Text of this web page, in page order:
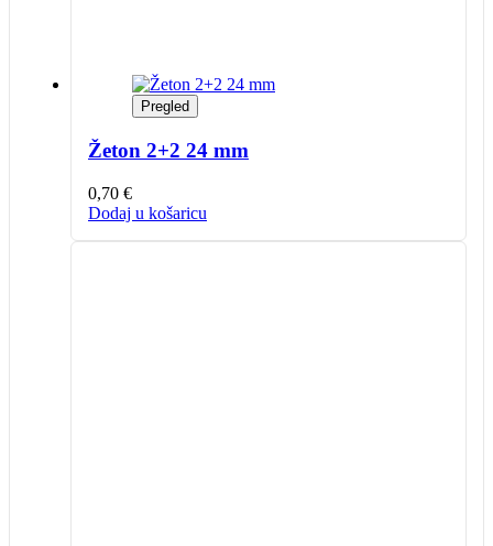
Pregled
Žeton 2+2 24 mm
0,70 €
Dodaj u košaricu